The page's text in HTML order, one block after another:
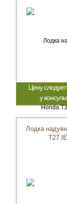
Цену следует
у
Лодка
Т27